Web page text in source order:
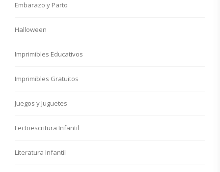
Embarazo y Parto
Halloween
Imprimibles Educativos
Imprimibles Gratuitos
Juegos y Juguetes
Lectoescritura Infantil
Literatura Infantil